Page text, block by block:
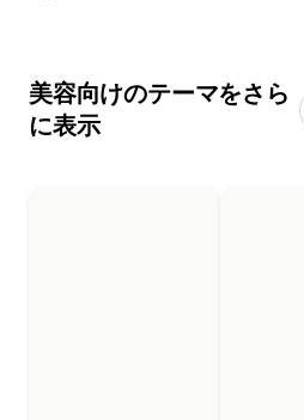
美容向けのテーマをさら
に表示